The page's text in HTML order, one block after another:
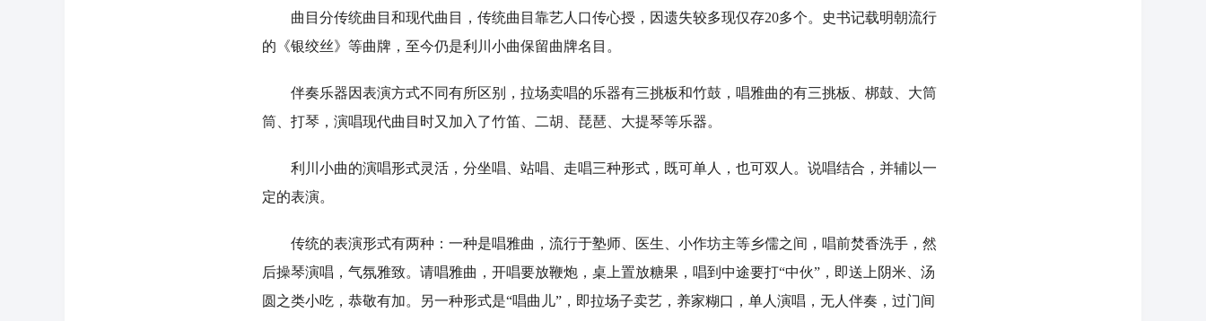
曲目分传统曲目和现代曲目，传统曲目靠艺人口传心授，因遗失较多现仅存20多个。史书记载明朝流行
的《银绞丝》等曲牌，至今仍是利川小曲保留曲牌名目。
伴奏乐器因表演方式不同有所区别，拉场卖唱的乐器有三挑板和竹鼓，唱雅曲的有三挑板、梆鼓、大筒
筒、打琴，演唱现代曲目时又加入了竹笛、二胡、琵琶、大提琴等乐器。
利川小曲的演唱形式灵活，分坐唱、站唱、走唱三种形式，既可单人，也可双人。说唱结合，并辅以一
定的表演。
传统的表演形式有两种：一种是唱雅曲，流行于塾师、医生、小作坊主等乡儒之间，唱前焚香洗手，然
后操琴演唱，气氛雅致。请唱雅曲，开唱要放鞭炮，桌上置放糖果，唱到中途要打“中伙”，即送上阴米、汤
圆之类小吃，恭敬有加。另一种形式是“唱曲儿”，即拉场子卖艺，养家糊口，单人演唱，无人伴奏，过门间